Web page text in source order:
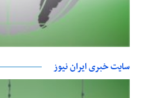
سایت خبری ایران نیوز